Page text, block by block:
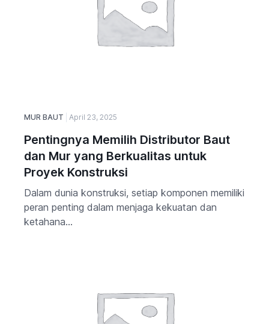
MUR BAUT April 23, 2025
Pentingnya Memilih Distributor Baut
dan Mur yang Berkualitas untuk
Proyek Konstruksi
Dalam dunia konstruksi, setiap komponen memiliki
peran penting dalam menjaga kekuatan dan
ketahana...